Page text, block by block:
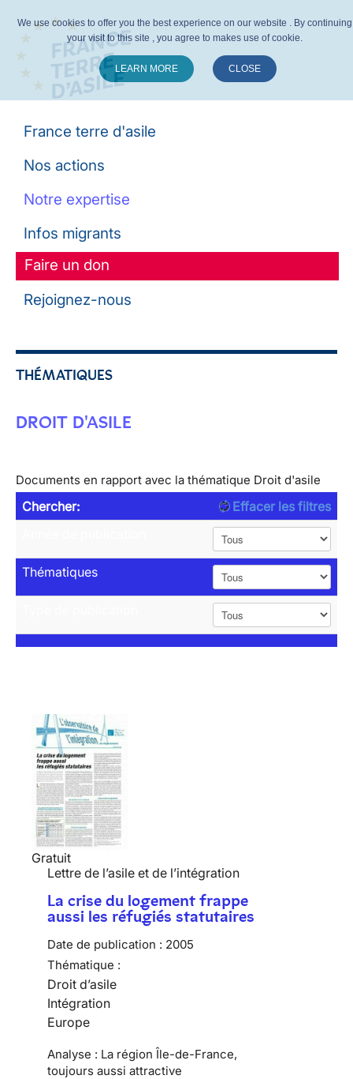
France terre d'asile
Nos actions
Notre expertise
Infos migrants
Faire un don
Rejoignez-nous
THÉMATIQUES
DROIT D'ASILE
Documents en rapport avec la thématique Droit d'asile
Chercher:
Effacer les filtres
Thématiques
Gratuit
Lettre de l’asile et de l’intégration
La crise du logement frappe
aussi les réfugiés statutaires
Date de publication : 2005
Thématique :
Droit d’asile
Intégration
Europe
Analyse : La région Île-de-France,
toujours aussi attractive
We use cookies to offer you the best experience on our website . By continuing
your visit to this site , you agree to makes use of cookie.
LEARN MORE CLOSE